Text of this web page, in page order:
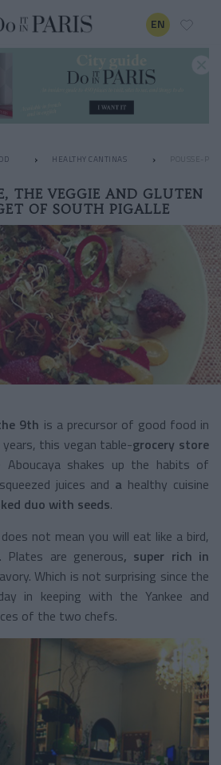
EN
HEALTHY CANTINAS
THE VEGGIE AND GLUTEN
OF SOUTH PIGALLE
9th is a precursor of good food in
this vegan table-grocery store
Aboucaya shakes up the habits of
juices and a healthy cuisine
duo with seeds.
not mean you will eat like a bird,
are generous, super rich in
Which is not surprising since the
in keeping with the Yankee and
of the two chefs.